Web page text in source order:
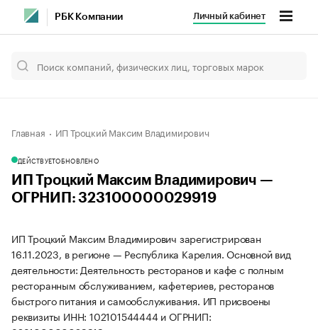
РБК Компании Личный кабинет
Главная ИП Троцкий Максим Владимирович
ДЕЙСТВУЕТОБНОВЛЕНО
ИП Троцкий Максим Владимирович —
ОГРНИП: 323100000029919
ИП Троцкий Максим Владимирович зарегистрирован
16.11.2023, в регионе — Республика Карелия. Основной вид
деятельности: Деятельность ресторанов и кафе с полным
ресторанным обслуживанием, кафетериев, ресторанов
быстрого питания и самообслуживания. ИП присвоены
реквизиты ИНН: 102101544444 и ОГРНИП: